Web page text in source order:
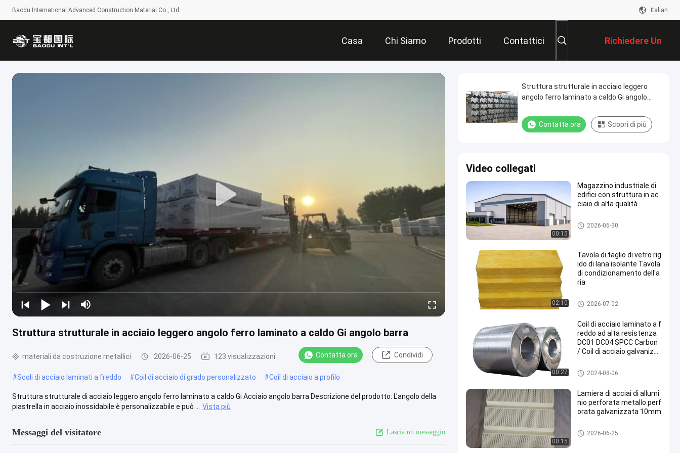
Baodu International Advanced Construction Material Co., Ltd. Italian
Casa Chi Siamo Prodotti Contattici Richiedere Un
Preventivo
Struttura strutturale in acciaio leggero angolo ferro laminato a caldo Gi angolo barra
materiali da costruzione metallici 2026-06-25 123 visualizzazioni Contatta ora Condividi
#Scoli di acciaio laminati a freddo #Coil di acciaio di grado personalizzato #Coil di acciaio a profilo
Struttura strutturale di acciaio leggero angolo ferro laminato a caldo Gi Acciaio angolo barra Descrizione del prodotto: L'angolo della
piastrella in acciaio inossidabile è personalizzabile e può ...
Vista più
Messaggi del visitatore Lascia un messaggio
Struttura strutturale in acciaio leggero
angolo ferro laminato a caldo Gi angolo
Contatta ora Scopri di più
Video collegati
00:15
Magazzino industriale di
edifici con struttura in ac
ciaio di alta qualità
Magazzino di strutture in acci
aio
2026-06-30
02:10
Tavola di taglio di vetro rig
ido di lana isolante Tavola
di condizionamento dell'a
ria
materiali da costruzione meta
llici
2026-07-02
00:27
Coil di acciaio laminato a f
reddo ad alta resistenza
DC01 DC04 SPCC Carbon
/ Coil di acciaio galvanizz
materiali da costruzione meta
llici
2024-08-06
00:15
Lamiera di acciai di allumi
nio perforata metallo perf
orata galvanizzata 10mm
materiali da costruzione meta
llici
2026-06-25